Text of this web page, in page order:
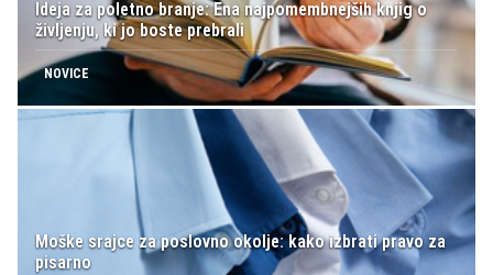
Ideja za poletno branje: Ena najpomembnejših knjig o
življenju, ki jo boste prebrali
NOVICE
Moške srajce za poslovno okolje: kako izbrati pravo za
pisarno